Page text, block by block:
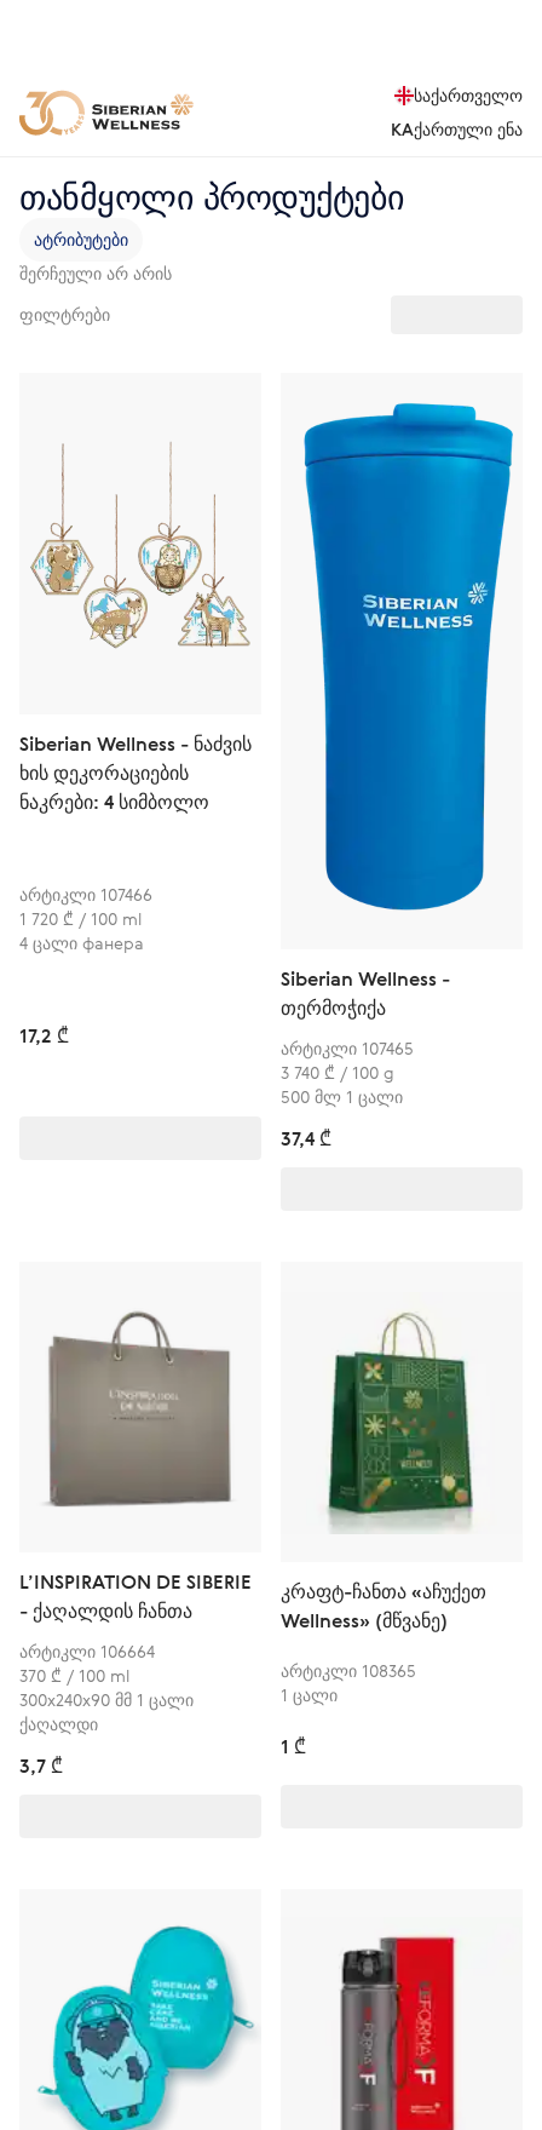
საქართველო
KAქართული ენა
თანმყოლი პროდუქტები
ატრიბუტები
შერჩეული არ არის
ფილტრები
Siberian Wellness - ნაძვის
ხის დეკორაციების
ნაკრები: 4 სიმბოლო
არტიკლი 107466
1 720 ₾ / 100 ml
4 ცალი фанера
17,2 ₾
Siberian Wellness -
თერმოჭიქა
არტიკლი 107465
3 740 ₾ / 100 g
500 მლ 1 ცალი
37,4 ₾
L’INSPIRATION DE SIBERIE
- ქაღალდის ჩანთა
არტიკლი 106664
370 ₾ / 100 ml
300х240х90 მმ 1 ცალი
ქაღალდი
3,7 ₾
კრაფტ-ჩანთა «აჩუქეთ
Wellness» (მწვანე)
არტიკლი 108365
1 ცალი
1 ₾